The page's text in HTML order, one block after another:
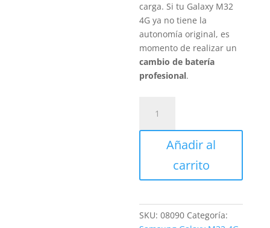
carga. Si tu Galaxy M32
4G ya no tiene la
autonomía original, es
momento de realizar un
cambio de batería
profesional.
Batería
Samsung
Añadir al
carrito
SKU:08090 Categoría: